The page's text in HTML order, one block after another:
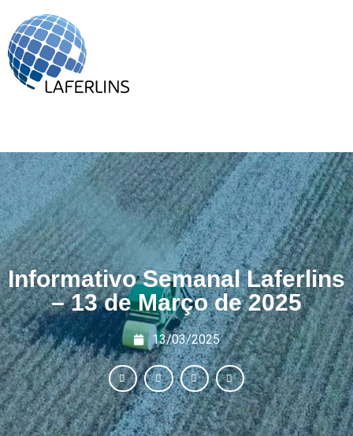
Informativo Semanal Laferlins
– 13 de Março de 2025
13/03/2025